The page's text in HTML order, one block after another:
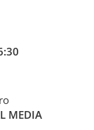
MEDIA